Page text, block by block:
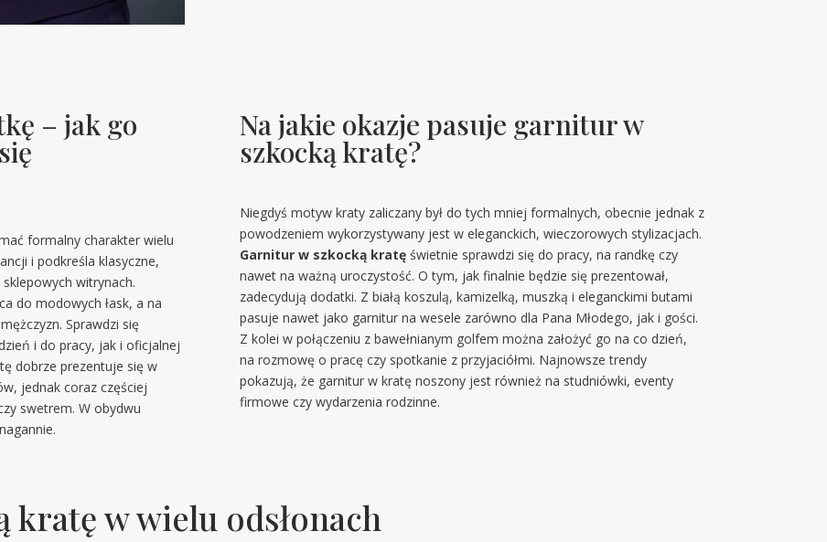
– jak go
formalny charakter wielu
i podkreśla klasyczne,
witrynach.
do modowych łask, a na
Sprawdzi się
i do pracy, jak i oficjalnej
dobrze prezentuje się w
jednak coraz częściej
swetrem. W obydwu
Na jakie okazje pasuje garnitur w
szkocką kratę?
Niegdyś motyw kraty zaliczany był do tych mniej formalnych, obecnie jednak z
powodzeniem wykorzystywany jest w eleganckich, wieczorowych stylizacjach.
Garnitur w szkocką kratęświetnie sprawdzi się do pracy, na randkę czy
nawet na ważną uroczystość. O tym, jak finalnie będzie się prezentował,
zadecydują dodatki. Z białą koszulą, kamizelką, muszką i eleganckimi butami
pasuje nawet jako garnitur na wesele zarówno dla Pana Młodego, jak i gości.
Z kolei w połączeniu z bawełnianym golfem można założyć go na co dzień,
na rozmowę o pracę czy spotkanie z przyjaciółmi. Najnowsze trendy
pokazują, że garnitur w kratę noszony jest również na studniówki, eventy
firmowe czy wydarzenia rodzinne.
w wielu odsłonach